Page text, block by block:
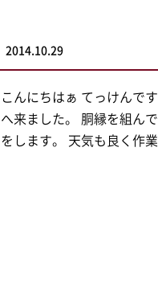
2014.10.29
こんにちはぁ てっけんで
へ来ました。 胴縁を組ん
をします。 天気も良く作